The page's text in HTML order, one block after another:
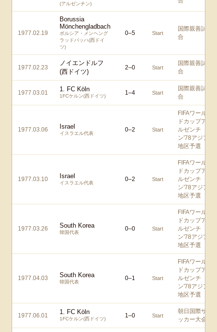
(アルゼンチン)
1977.02.19
Borussia
Mönchengladbach
ボルシア・メンヘング
ラッドバッハ(西ドイ
ツ)
0–5 Start
国際親善試
合
1977.02.23
ノイエンドルフ
(西ドイツ)
2–0 Start
国際親善試
合
1977.03.01 1. FC Köln
1FCケルン(西ドイツ) 1–4 Start
国際親善試
合
1977.03.06 Israel
イスラエル代表
0–2 Start
FIFAワール
ドカップア
ルゼンチ
ン'78アジア
地区予選
1977.03.10 Israel
イスラエル代表
0–2 Start
FIFAワール
ドカップア
ルゼンチ
ン'78アジア
地区予選
1977.03.26 South Korea
韓国代表
0–0 Start
FIFAワール
ドカップア
ルゼンチ
ン'78アジア
地区予選
1977.04.03 South Korea
韓国代表
0–1 Start
FIFAワール
ドカップア
ルゼンチ
ン'78アジア
地区予選
1977.06.01 1. FC Köln
1FCケルン(西ドイツ) 1–0 Start
朝日国際サ
ッカー大会